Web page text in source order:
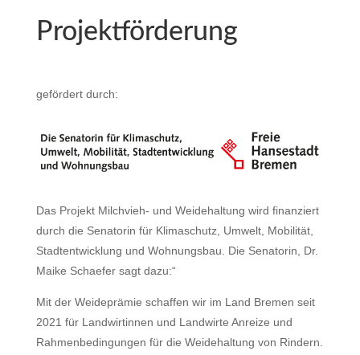
Projektförderung
gefördert durch:
Das Projekt Milchvieh- und Weidehaltung wird finanziert
durch die Senatorin für Klimaschutz, Umwelt, Mobilität,
Stadtentwicklung und Wohnungsbau. Die Senatorin, Dr.
Maike Schaefer sagt dazu:“
Mit der Weideprämie schaffen wir im Land Bremen seit
2021 für Landwirtinnen und Landwirte Anreize und
Rahmenbedingungen für die Weidehaltung von Rindern.